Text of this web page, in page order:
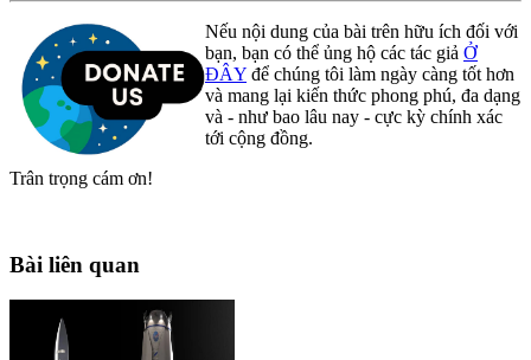
Nếu nội dung của bài trên hữu ích đối với
bạn, bạn có thể ủng hộ các tác giả Ở
ĐÂY để chúng tôi làm ngày càng tốt hơn
và mang lại kiến thức phong phú, đa dạng
và - như bao lâu nay - cực kỳ chính xác
tới cộng đồng.
Trân trọng cám ơn!
Bài liên quan